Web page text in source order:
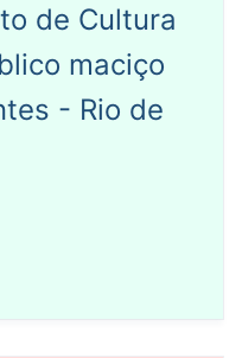
de Cultura
maciço
- Rio de